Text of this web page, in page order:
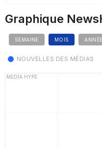
Graphique
SEMAINE MOIS ANNÉE
NOUVELLES DES MÉDIAS